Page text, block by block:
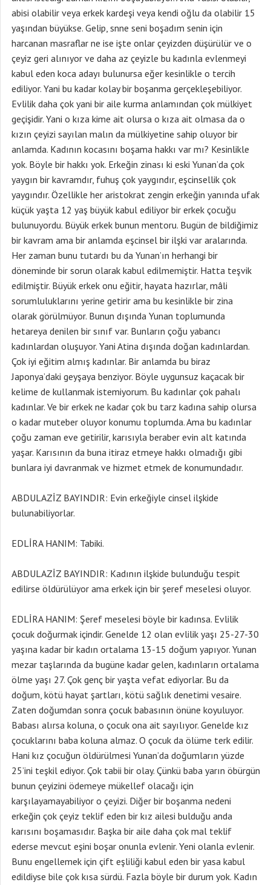
abisi olabilir veya erkek kardeşi veya kendi oğlu da olabilir 15
yaşından büyükse. Gelip, snne seni boşadım senin için
harcanan masraflar ne ise işte onlar çeyizden düşürülür ve o
çeyiz geri alınıyor ve daha az çeyizle bu kadınla evlenmeyi
kabul eden koca adayı bulunursa eğer kesinlikle o tercih
ediliyor. Yani bu kadar kolay bir boşanma gerçekleşebiliyor.
Evlilik daha çok yani bir aile kurma anlamından çok mülkiyet
geçişidir. Yani o kıza kime ait olursa o kıza ait olmasa da o
kızın çeyizi sayılan malın da mülkiyetine sahip oluyor bir
anlamda. Kadının kocasını boşama hakkı var mı? Kesinlikle
yok. Böyle bir hakkı yok. Erkeğin zinası ki eski Yunan’da çok
yaygın bir kavramdır, fuhuş çok yaygındır, eşcinsellik çok
yaygındır. Özellikle her aristokrat zengin erkeğin yanında ufak
küçük yaşta 12 yaş büyük kabul ediliyor bir erkek çocuğu
bulunuyordu. Büyük erkek bunun mentoru. Bugün de bildiğimiz
bir kavram ama bir anlamda eşcinsel bir ilşki var aralarında.
Her zaman bunu tutardı bu da Yunan’ın herhangi bir
döneminde bir sorun olarak kabul edilmemiştir. Hatta teşvik
edilmiştir. Büyük erkek onu eğitir, hayata hazırlar, mâli
sorumluluklarını yerine getirir ama bu kesinlikle bir zina
olarak görülmüyor. Bunun dışında Yunan toplumunda
hetareya denilen bir sınıf var. Bunların çoğu yabancı
kadınlardan oluşuyor. Yani Atina dışında doğan kadınlardan.
Çok iyi eğitim almış kadınlar. Bir anlamda bu biraz
Japonya’daki geyşaya benziyor. Böyle uygunsuz kaçacak bir
kelime de kullanmak istemiyorum. Bu kadınlar çok pahalı
kadınlar. Ve bir erkek ne kadar çok bu tarz kadına sahip olursa
o kadar muteber oluyor konumu toplumda. Ama bu kadınlar
çoğu zaman eve getirilir, karısıyla beraber evin alt katında
yaşar. Karısının da buna itiraz etmeye hakkı olmadığı gibi
bunlara iyi davranmak ve hizmet etmek de konumundadır.
ABDULAZİZ BAYINDIR: Evin erkeğiyle cinsel ilşkide
bulunabiliyorlar.
EDLİRA HANIM: Tabiki.
ABDULAZİZ BAYINDIR: Kadının ilşkide bulunduğu tespit
edilirse öldürülüyor ama erkek için bir şeref meselesi oluyor.
EDLİRA HANIM: Şeref meselesi böyle bir kadınsa. Evlilik
çocuk doğurmak içindir. Genelde 12 olan evlilik yaşı 25-27-30
yaşına kadar bir kadın ortalama 13-15 doğum yapıyor. Yunan
mezar taşlarında da bugüne kadar gelen, kadınların ortalama
ölme yaşı 27. Çok genç bir yaşta vefat ediyorlar. Bu da
doğum, kötü hayat şartları, kötü sağlık denetimi vesaire.
Zaten doğumdan sonra çocuk babasının önüne koyuluyor.
Babası alırsa koluna, o çocuk ona ait sayılıyor. Genelde kız
çocuklarını baba koluna almaz. O çocuk da ölüme terk edilir.
Hani kız çocuğun öldürülmesi Yunan’da doğumların yüzde
25’ini teşkil ediyor. Çok tabii bir olay. Çünkü baba yarın öbürgün
bunun çeyizini ödemeye mükellef olacağı için
karşılayamayabiliyor o çeyizi. Diğer bir boşanma nedeni
erkeğin çok çeyiz teklif eden bir kız ailesi bulduğu anda
karısını boşamasıdır. Başka bir aile daha çok mal teklif
ederse mevcut eşini boşar onunla evlenir. Yeni olanla evlenir.
Bunu engellemek için çift eşliliği kabul eden bir yasa kabul
edildiyse bile çok kısa sürdü. Fazla böyle bir durum yok. Kadın